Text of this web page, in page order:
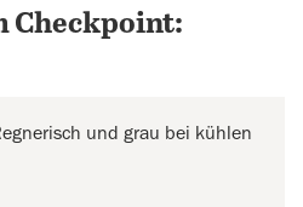
Checkpoint:
und grau bei kühlen